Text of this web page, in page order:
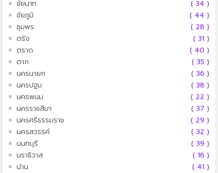
ชัยนาท
( 34 )
ชัยภูมิ
( 44 )
ชุมพร
( 28 )
ตรัง
( 31 )
ตราด
( 40 )
ตาก
( 35 )
นครนายก
( 36 )
นครปฐม
( 38 )
นครพนม
( 22 )
นครราชสีมา
( 37 )
นครศรีธรรมราช
( 29 )
นครสวรรค์
( 32 )
นนทบุรี
( 39 )
นราธิวาส
( 16 )
น่าน
( 41 )